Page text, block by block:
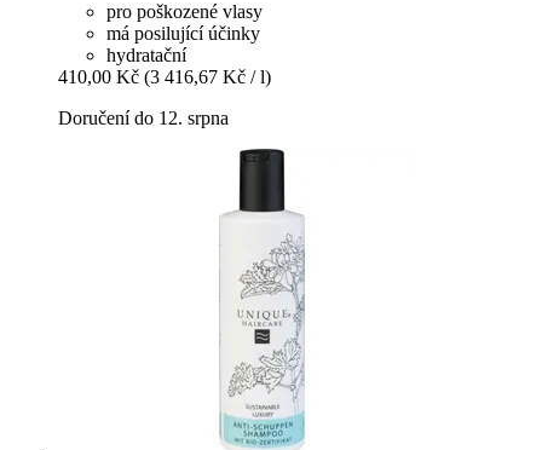
pro poškozené vlasy
má posilující účinky
hydratační
410,00 Kč (3 416,67 Kč / l)
Doručení do 12. srpna